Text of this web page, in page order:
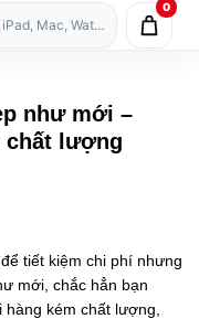
Mac, Watch, AirPods…
0
như mới –
chất lượng
tiết kiệm chi phí nhưng
mới, chắc hẳn bạn
hàng kém chất lượng,